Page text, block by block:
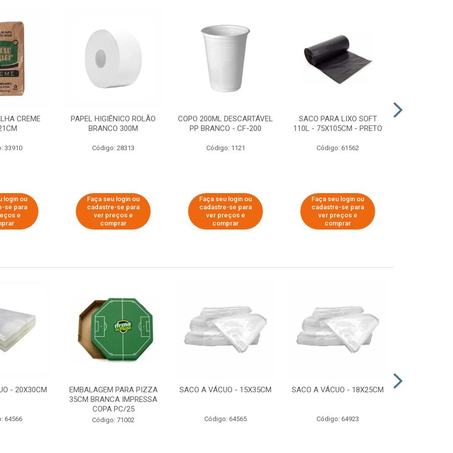
CREME
33910
login ou
se para
e
PAPEL HIGIÊNICO ROLÃO
BRANCO 300M
Código: 28313
Faça seu login ou
cadastre-se para
ver preços e
comprar
COPO 200ML DESCARTÁVEL
PP BRANCO - CF-200
Código: 1121
Faça seu login ou
cadastre-se para
ver preços e
comprar
SACO PARA LIXO SOFT
110L - 75X105CM - PRETO
Código: 61562
Faça seu login ou
cadastre-se para
ver preços e
comprar
- 20X30CM
64566
EMBALAGEM PARA PIZZA
35CM BRANCA IMPRESSA
COPA PC/25
Código: 71002
SACO A VÁCUO - 15X35CM
Código: 64565
SACO A VÁCUO - 18X25CM
Código: 64923